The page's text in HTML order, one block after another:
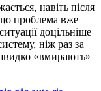
навіть після
що проблема вже
доцільніше
ніж раз за
«вмирають»